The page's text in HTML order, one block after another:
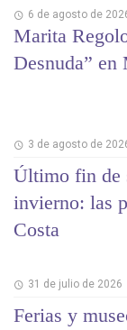
6 de agosto de
Marita
Desnuda” en
3 de agosto de
Último fin de
invierno: las
Costa
31 de julio de 2026
Ferias y